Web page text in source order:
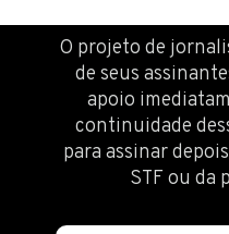
O projeto de
de seus
apoio
continuidade
para assinar
STF ou da